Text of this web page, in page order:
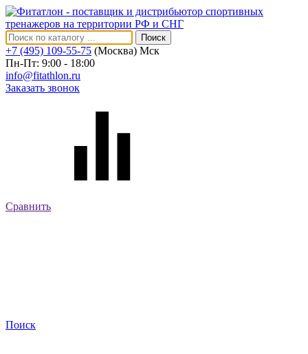
Поиск
+7 (495) 109-55-75 (Москва) Мск
Пн-Пт: 9:00 - 18:00
info@fitathlon.ru
Заказать звонок
Сравнить
Поиск